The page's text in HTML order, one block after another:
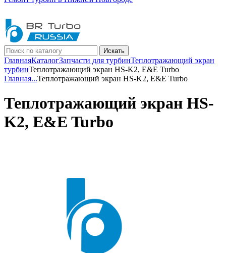
Искать
ГлавнаяКаталогЗапчасти для турбинТеплотражающий экран
турбинТеплотражающий экран HS-K2, E&E Turbo
Главная...Теплотражающий экран HS-K2, E&E Turbo
Теплотражающий экран HS-
K2, E&E Turbo